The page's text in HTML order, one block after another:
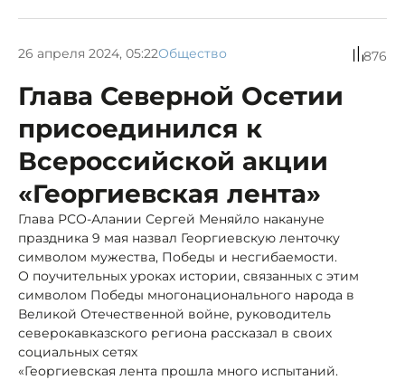
26 апреля 2024, 05:22Общество 876
Глава Северной Осетии
присоединился к
Всероссийской акции
«Георгиевская лента»
Глава РСО-Алании Сергей Меняйло накануне
праздника 9 мая назвал Георгиевскую ленточку
символом мужества, Победы и несгибаемости.
О поучительных уроках истории, связанных с этим
символом Победы многонационального народа в
Великой Отечественной войне, руководитель
северокавказского региона рассказал в своих
социальных сетях
«Георгиевская лента прошла много испытаний.